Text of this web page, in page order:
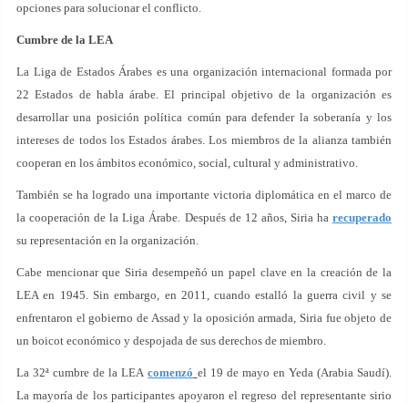
opciones para solucionar el conflicto.
Cumbre de la LEA
La Liga de Estados Árabes es una organización internacional formada por
22 Estados de habla árabe. El principal objetivo de la organización es
desarrollar una posición política común para defender la soberanía y los
intereses de todos los Estados árabes. Los miembros de la alianza también
cooperan en los ámbitos económico, social, cultural y administrativo.
También se ha logrado una importante victoria diplomática en el marco de
la cooperación de la Liga Árabe. Después de 12 años, Siria ha recuperado
su representación en la organización.
Cabe mencionar que Siria desempeñó un papel clave en la creación de la
LEA en 1945. Sin embargo, en 2011, cuando estalló la guerra civil y se
enfrentaron el gobierno de Assad y la oposición armada, Siria fue objeto de
un boicot económico y despojada de sus derechos de miembro.
La 32ª cumbre de la LEAcomenzó el 19 de mayo en Yeda (Arabia Saudí).
La mayoría de los participantes apoyaron el regreso del representante sirio